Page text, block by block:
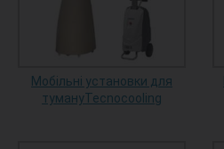
Мобільні установки для
тумануTecnocooling